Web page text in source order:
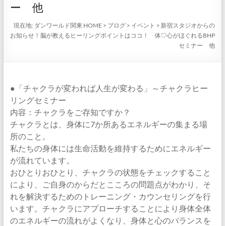
ー 他
現在地: ダンワールド関東 HOME > ブログ > イベント > 新宿スタジオからの
お知らせ！脳が教えるヒーリングポイントはココ！ 体♡心がほぐれるBHP
セミナー 他
●「チャクラが変われば人生が変わる」～チャクラヒー
リングセミナー
内容：チャクラをご存知ですか？
チャクラとは、身体に7か所あるエネルギーの集まる場
所のこと。
私たちの身体には生命活動を維持するためにエネルギー
が流れています。
おひとりおひとり、チャクラの状態をチェックすること
により、ご自身のからだとこころの問題点がわかり、そ
れを解決するためのトレーニング・カウンセリングを行
います。チャクラにアプローチすることにより身体全体
のエネルギーの流れがよくなり、身体と心のバランスを